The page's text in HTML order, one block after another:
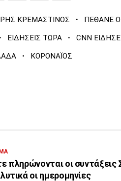
ΚΡΕΜΑΣΤΙΝΟΣ · ΠΕΘΑΝΕ
· ΕΙΔΗΣΕΙΣ ΤΩΡΑ · CNN
· ΚΟΡΟΝΑΪΟΣ
πληρώνονται οι συντάξεις
οι ημερομηνίες